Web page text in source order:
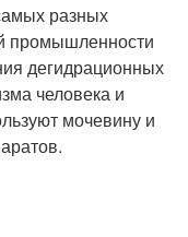
разных
промышленности
дегидрационных
человека и
мочевину и